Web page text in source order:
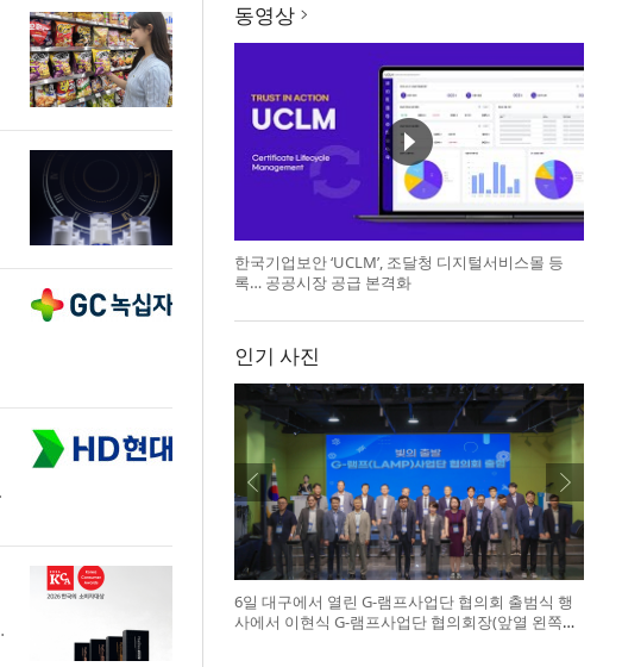
동영상
한국기업보안 ‘UCLM’, 조달청 디지털서비스몰 등
록… 공공시장 공급 본격화
인기 사진
6일 대구에서 열린 G-램프사업단 협의회 출범식 행
사에서 이현식 G-램프사업단 협의회장(앞열 왼쪽에